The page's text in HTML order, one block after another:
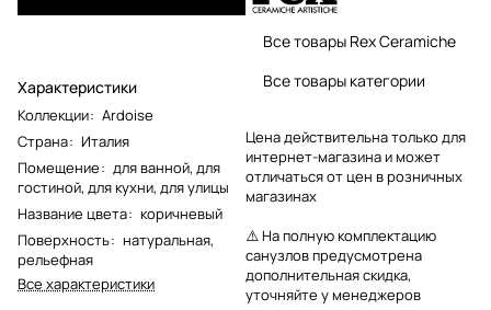
Характеристики
Коллекции: Ardoise
Страна: Италия
Помещение: для ванной, для
гостиной, для кухни, для улицы
Название цвета: коричневый
Поверхность: натуральная,
рельефная
Все характеристики
Все товары Rex Ceramiche
Все товары категории
Цена действительна только для
интернет-магазина и может
отличаться от цен в розничных
магазинах
⚠️ На полную комплектацию
санузлов предусмотрена
дополнительная скидка,
уточняйте у менеджеров